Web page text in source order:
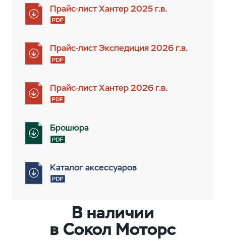
Прайс-лист Хантер 2025 г.в.
Прайс-лист Экспедиция 2026 г.в.
Прайс-лист Хантер 2026 г.в.
Брошюра
Каталог аксессуаров
В наличии
в Сокол Моторс